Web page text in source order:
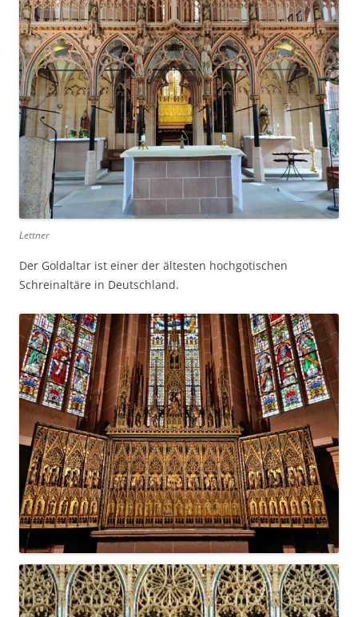
Lettner
Der Goldaltar ist einer der ältesten hochgotischen
Schreinaltäre in Deutschland.